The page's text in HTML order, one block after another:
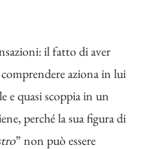
il fatto di aver
aziona in lui
e quasi scoppia in un
perché la sua figura di
” non può essere